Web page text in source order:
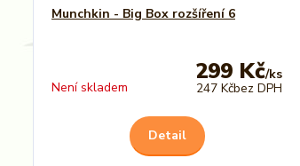
Munchkin - Big Box rozšíření 6
299 Kč/ks
247 Kčbez DPH
Není skladem
Detail